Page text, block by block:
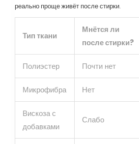
реально проще живёт после стирки.
Тип ткани
Мнётся ли
после стирки?
Полиэстер Почти нет
Микрофибра Нет
Вискоза с
добавками
Слабо